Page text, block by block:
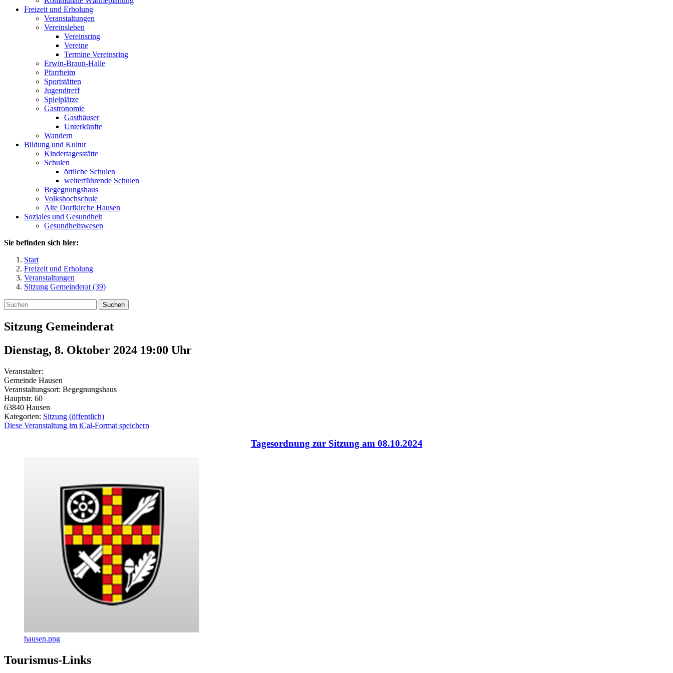
Freizeit und Erholung
Veranstaltungen
Vereinsleben
Vereinsring
Vereine
Termine Vereinsring
Erwin-Braun-Halle
Pfarrheim
Sportstätten
Jugendtreff
Spielplätze
Gastronomie
Gasthäuser
Unterkünfte
Wandern
Bildung und Kultur
Kindertagesstätte
Schulen
örtliche Schulen
weiterführende Schulen
Begegnungshaus
Volkshochschule
Alte Dorfkirche Hausen
Soziales und Gesundheit
Gesundheitswesen
Sie befinden sich hier:
Start
Freizeit und Erholung
Veranstaltungen
Sitzung Gemeinderat (39)
Suchen
Sitzung Gemeinderat
Dienstag, 8. Oktober 2024 19:00 Uhr
Veranstalter:
Gemeinde Hausen
Veranstaltungsort: Begegnungshaus
Hauptstr. 60
63840 Hausen
Kategorien: Sitzung (öffentlich)
Diese Veranstaltung im iCal-Format speichern
Tagesordnung zur Sitzung am 08.10.2024
hausen.png
Tourismus-Links